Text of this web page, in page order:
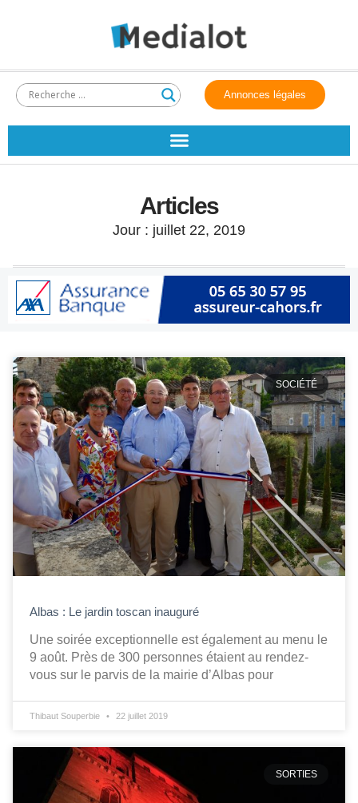
Annonces légales
Articles
Jour : juillet 22, 2019
SOCIÉTÉ
Albas : Le jardin toscan inauguré
Une soirée exceptionnelle est également au menu le
9 août. Près de 300 personnes étaient au rendez-
vous sur le parvis de la mairie d’Albas pour
Thibaut Souperbie 22 juillet 2019
SORTIES